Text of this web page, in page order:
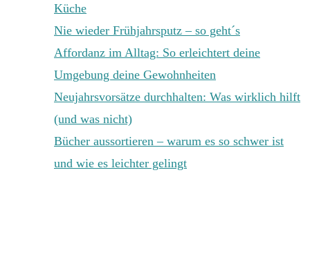
Küche
Nie wieder Frühjahrsputz – so geht´s
Affordanz im Alltag: So erleichtert deine
Umgebung deine Gewohnheiten
Neujahrsvorsätze durchhalten: Was wirklich hilft
(und was nicht)
Bücher aussortieren – warum es so schwer ist
und wie es leichter gelingt